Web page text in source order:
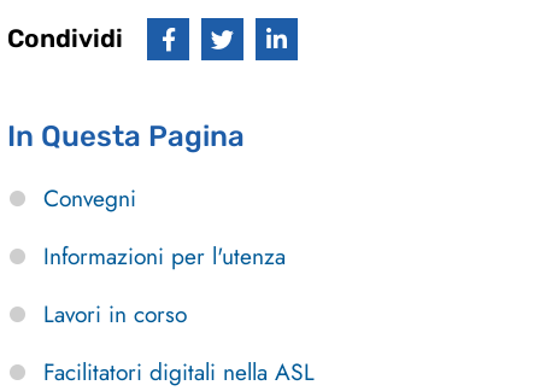
Condividi
In Questa Pagina
Convegni
Informazioni per l'utenza
Lavori in corso
Facilitatori digitali nella ASL